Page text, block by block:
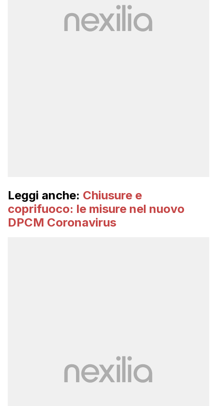
Leggi anche: Chiusure e
coprifuoco: le misure nel nuovo
DPCM Coronavirus